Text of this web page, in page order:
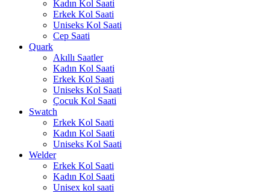
Kadın Kol Saati
Erkek Kol Saati
Uniseks Kol Saati
Cep Saati
Quark
Akıllı Saatler
Kadın Kol Saati
Erkek Kol Saati
Uniseks Kol Saati
Çocuk Kol Saati
Swatch
Erkek Kol Saati
Kadın Kol Saati
Uniseks Kol Saati
Welder
Erkek Kol Saati
Kadın Kol Saati
Unisex kol saati